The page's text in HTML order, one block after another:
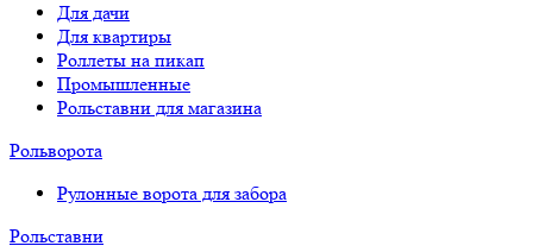
Для дачи
Для квартиры
Роллеты на пикап
Промышленные
Рольставни для магазина
Рольворота
Рулонные ворота для забора
Рольставни